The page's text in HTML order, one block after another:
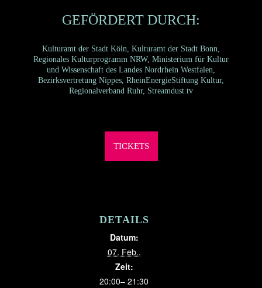
GEFÖRDERT DURCH:
Kulturamt der Stadt Köln, Kulturamt der Stadt Bonn,
Regionales Kulturprogramm NRW, Ministerium für Kultur
und Wissenschaft des Landes Nordrhein Westfalen,
Bezirksvertretung Nippes, RheinEnergieStiftung Kultur,
Regionalverband Ruhr, Streamdust.tv
TICKETS
DETAILS
Datum:
07. Feb..
Zeit:
20:00– 21:30